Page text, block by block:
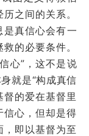
之间的关系。
是真信心会有一
的必要条件。
心”，这不是说
就是“构成真信
的爱在基督里
信心，但却是得
即以基督为至